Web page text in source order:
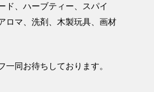
ド、ハーブティー、スパイ
ロマ、洗剤、木製玩具、画材
同お待ちしております。